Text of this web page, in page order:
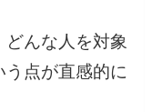
んな人を対象
点が直感的に